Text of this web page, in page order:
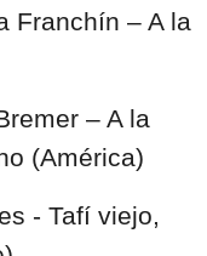
Franchín – A la
– A la
(América)
- Tafí viejo,